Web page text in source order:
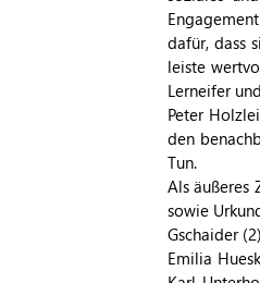
dafür, dass
leiste
Lerneifer
Peter
den
Tun.
Als äußeres
sowie
Gschaider
Emilia